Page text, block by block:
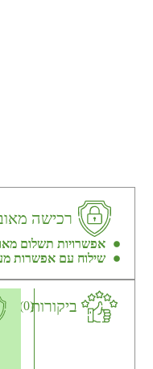
רכישה
אפשרויות תשלום
שילוח עם אפשרות
ביקורות(0)